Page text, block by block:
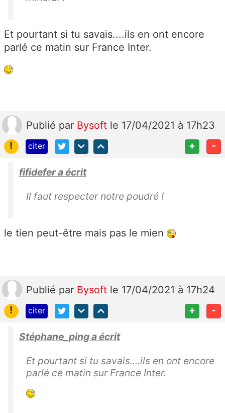
Et pourtant si tu savais....ils en ont encore
parlé ce matin sur France Inter.
Publié par Bysoft le 17/04/2021 à 17h23
!
citer + -
fifidefer a écrit
Il faut respecter notre poudré !
le tien peut-être mais pas le mien
Publié par Bysoft le 17/04/2021 à 17h24
!
citer + -
Stéphane_ping a écrit
Et pourtant si tu savais....ils en ont encore
parlé ce matin sur France Inter.